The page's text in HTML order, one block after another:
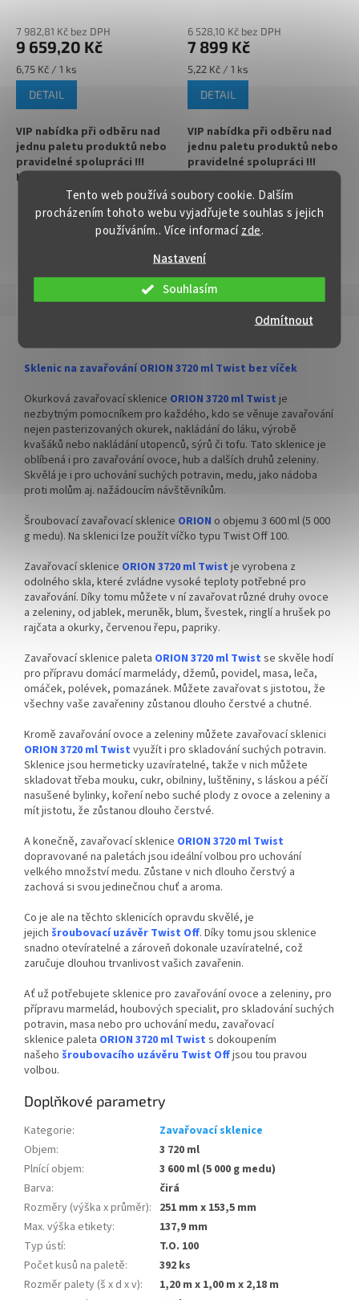
Tento web používá soubory cookie. Dalším
procházením tohoto webu vyjadřujete souhlas s jejich
používáním.. Více informacízde.
Nastavení
Odmítnout
Souhlasím
7 982,81 Kč bez DPH
9 659,20 Kč
Měrná
cena:
6,75 Kč / 1 ks
DETAIL
VIP nabídka při odběru nad
jednu paletu produktů nebo
pravidelné spolupráci !!!
Kontaktujte nás :
info@zavarovacisklo.cz
Oblíbená vysoká zavařovací
✅ Twist Off šroubový uzávěr
objednejte
ovoce, houby, zeleninu
✅ Paleta sklenic skladem a
ihned k odeslání
Na paletě je 1 430 ks BEZ
VÍČEK VČETNĚ 11 ks VRATNÝCH
PLASTOVÝCH PROLOŽEK.
6 528,10 Kč bez DPH
7 899 Kč
Měrná
cena:
5,22 Kč / 1 ks
DETAIL
VIP nabídka při odběru nad
jednu paletu produktů nebo
pravidelné spolupráci !!!
info@zavarovacisklo.cz
✅ Medová sklenice FACETA 720
ml za nejlepší cenu
✅ Twist Off šroubový uzávěr
uzavřete rukou
✅ Různá víčka TO 82 ke sklenici
ovoce nebo zeleninu
✅ Dopravu za výhodnější cenu
poptejteZDE
1512
ZOBRAZIT VŠECHNY PODOBNÉ PRODUKTY
Popis Hodnocení
Sklenic na zavařování ORION 3720 ml Twist bez víček
Okurková zavařovací sklenice ORION 3720 ml Twist je
nezbytným pomocníkem pro každého, kdo se věnuje zavařování
nejen pasterizovaných okurek, nakládání do láku, výrobě
kvašáků nebo nakládání utopenců, sýrů či tofu. Tato sklenice je
oblíbená i pro zavařování ovoce, hub a dalších druhů zeleniny.
Skvělá je i pro uchování suchých potravin, medu, jako nádoba
proti molům aj. nažádoucím návštěvníkům.
Šroubovací zavařovací sklenice ORION o objemu 3 600 ml (5 000
g medu). Na sklenici lze použít víčko typu Twist Off 100.
Zavařovací sklenice ORION 3720 ml Twist je vyrobena z
odolného skla, které zvládne vysoké teploty potřebné pro
zavařování. Díky tomu můžete v ní zavařovat různé druhy ovoce
a zeleniny, od jablek, meruněk, blum, švestek, ringlí a hrušek po
rajčata a okurky, červenou řepu, papriky.
Zavařovací sklenice paleta ORION 3720 ml Twist se skvěle hodí
pro přípravu domácí marmelády, džemů, povidel, masa, leča,
omáček, polévek, pomazánek. Můžete zavařovat s jistotou, že
všechny vaše zavařeniny zůstanou dlouho čerstvé a chutné.
Kromě zavařování ovoce a zeleniny můžete zavařovací sklenici
ORION 3720 ml Twist využít i pro skladování suchých potravin.
Sklenice jsou hermeticky uzavíratelné, takže v nich můžete
skladovat třeba mouku, cukr, obilniny, luštěniny, s láskou a péčí
nasušené bylinky, koření nebo suché plody z ovoce a zeleniny a
mít jistotu, že zůstanou dlouho čerstvé.
A konečně, zavařovací sklenice ORION 3720 ml Twist
dopravované na paletách jsou ideální volbou pro uchování
velkého množství medu. Zůstane v nich dlouho čerstvý a
zachová si svou jedinečnou chuť a aroma.
Co je ale na těchto sklenicích opravdu skvělé, je
jejich šroubovací uzávěr Twist Off. Díky tomu jsou sklenice
snadno otevíratelné a zároveň dokonale uzavíratelné, což
zaručuje dlouhou trvanlivost vašich zavařenin.
Ať už potřebujete sklenice pro zavařování ovoce a zeleniny, pro
přípravu marmelád, houbových specialit, pro skladování suchých
potravin, masa nebo pro uchování medu, zavařovací
sklenice paleta ORION 3720 ml Twist s dokoupením
našeho šroubovacího uzávěru Twist Offjsou tou pravou
volbou.
Doplňkové parametry
Kategorie:
Zavařovací sklenice
Objem:
3 720 ml
Plnící objem:
3 600 ml (5 000 g medu)
Barva:
čirá
Rozměry (výška x průměr): 251 mm x 153,5 mm
Max. výška etikety:
137,9 mm
Typ ústí:
T.O. 100
Počet kusů na paletě:
392 ks
Rozměr palety (š x d x v):
1,20 m x 1,00 m x 2,18 m